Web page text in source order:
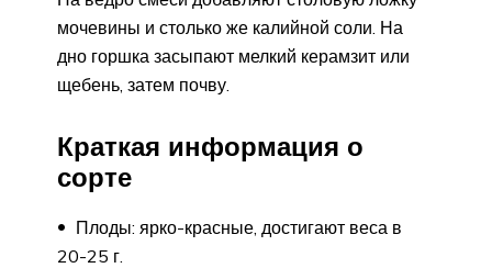
мочевины и столько же калийной соли. На
дно горшка засыпают мелкий керамзит или
щебень, затем почву.
Краткая информация о
сорте
Плоды: ярко-красные, достигают веса в
20-25 г.